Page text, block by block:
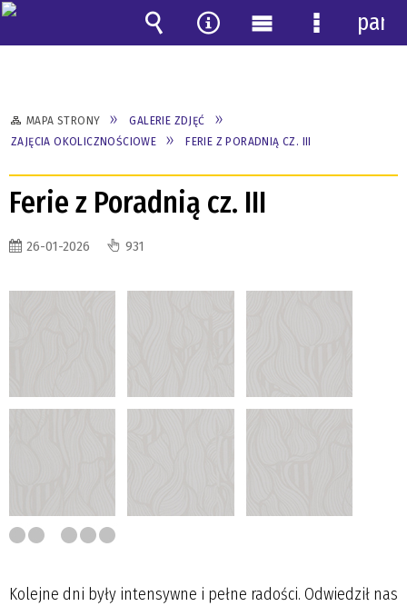
MAPA STRONY
GALERIE ZDJĘĆ
ZAJĘCIA OKOLICZNOŚCIOWE
FERIE Z PORADNIĄ CZ. III
Ferie z Poradnią cz. III
26-01-2026 931
Kolejne dni były intensywne i pełne radości. Odwiedził nas
Wyszukiwarka
Narzędzia
MenuMenu